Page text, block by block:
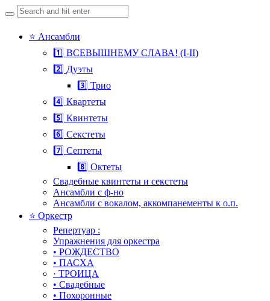
Search
for:
Skip
⭐ Ансамбли
1️⃣ ВСЕВЫШНЕМУ СЛАВА! (I-II)
2️⃣ Дуэты
3️⃣ Трио
4️⃣ Квартеты
5️⃣ Квинтеты
6️⃣ Секстеты
7️⃣ Септеты
8️⃣ Октеты
Свадебные квинтеты и секстеты
Ансамбли с ф-но
Ансамбли с вокалом, аккомпанементы к о.п.
⭐ Оркестр
Репертуар :
Упражнения для оркестра
• РОЖДЕСТВО
• ПАСХА
· ТРОИЦА
• Свадебные
• Похоронные